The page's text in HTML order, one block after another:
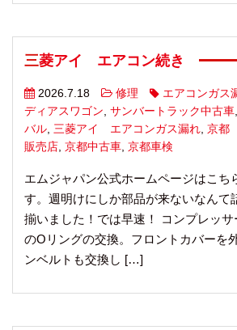
三菱アイ エアコン続き
2026.7.18 修理 エアコンガス
ディアスワゴン, サンバートラック中古車,
バル, 三菱アイ エアコンガス漏れ, 京都
販売店, 京都中古車, 京都車検
エムジャパン公式ホームページはこち
す。週明けにしか部品が来ないなんて
揃いました！では早速！ コンプレッ
のOリングの交換。フロントカバーを
ンベルトも交換し […]